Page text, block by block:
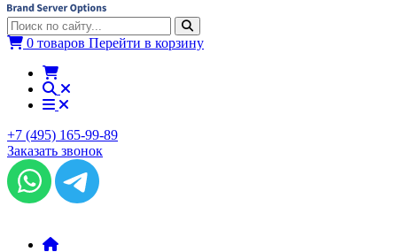
0 товаров Перейти в корзину
+7 (495) 165-99-89
Заказать звонок